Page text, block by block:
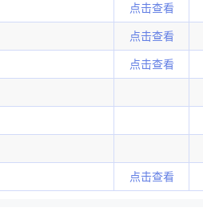
点击查看
点击查看
点击查看
点击查看